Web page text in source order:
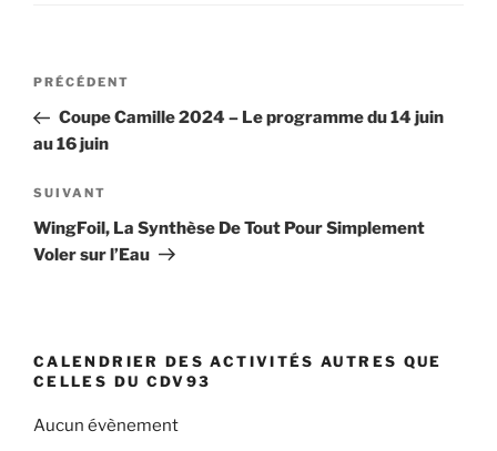
Navigation
l’article
Article
précédent
PRÉCÉDENT
Coupe Camille 2024 – Le programme du 14 juin
au 16 juin
Article
suivant
SUIVANT
WingFoil, La Synthèse De Tout Pour Simplement
Voler sur l’Eau
CALENDRIER DES ACTIVITÉS AUTRES QUE
CELLES DU CDV93
Aucun évènement